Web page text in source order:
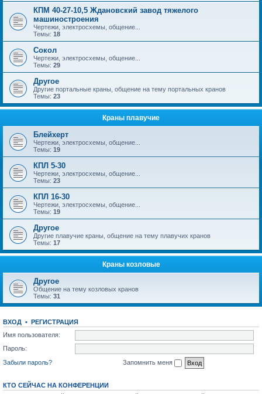
КПМ 40-27-10,5 Ждановский завод тяжелого
машиностроения
Чертежи, электросхемы, общение...
Темы: 18
Сокол
Чертежи, электросхемы, общение...
Темы: 29
Другое
Другие портальные краны, общение на тему портальных кранов
Темы: 23
Краны плавучие
Блейхерт
Чертежи, электросхемы, общение...
Темы: 19
КПЛ 5-30
Чертежи, электросхемы, общение...
Темы: 23
КПЛ 16-30
Чертежи, электросхемы, общение...
Темы: 19
Другое
Другие плавучие краны, общение на тему плавучих кранов
Темы: 17
Краны козловые
Другое
Общение на тему козловых кранов
Темы: 31
ВХОД • РЕГИСТРАЦИЯ
Имя пользователя:
Пароль:
Забыли пароль?
Запомнить меня
КТО СЕЙЧАС НА КОНФЕРЕНЦИИ